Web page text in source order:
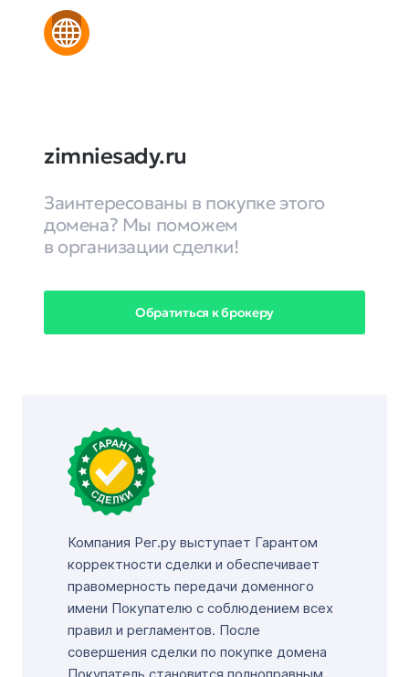
zimniesady.ru
Заинтересованы в покупке этого
домена? Мы поможем
в организации сделки!
Обратиться к брокеру
Компания Рег.ру выступает Гарантом
корректности сделки и обеспечивает
правомерность передачи доменного
имени Покупателю с соблюдением всех
правил и регламентов. После
совершения сделки по покупке домена